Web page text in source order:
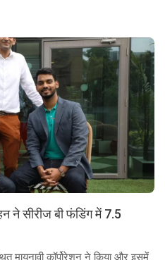
ने सीरीज बी फंडिंग में 7.5
मायनावी कॉर्पोरेशन ने किया और इसमें